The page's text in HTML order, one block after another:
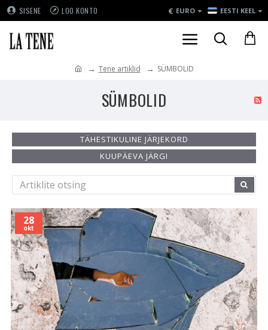
SISENE LOO KONTO € EURO EESTI KEEL
Tene artiklid SÜMBOLID
SÜMBOLID
TÄHESTIKULINE JÄRJEKORD
KUUPÄEVA JÄRGI
28
okt